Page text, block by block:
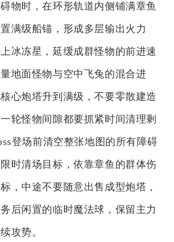
物时，在环形轨道内侧铺满章鱼
满级船锚，形成多层输出火力
冰冻星，延缓成群怪物的前进速
地面怪物与空中飞兔的混合进
心炮塔升到满级，不要零散建造
轮怪物间隙都要抓紧时间清理剩
登场前清空整张地图的所有障碍
时清场目标，依靠章鱼的群体伤
，中途不要随意出售成型炮塔，
后闲置的临时魔法球，保留主力
攻势。